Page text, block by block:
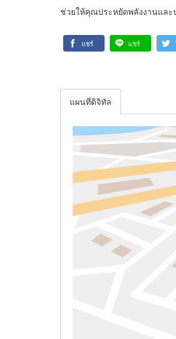
ช่วยให้คุณประหยัดพลังงานและ
แชร์ แชร์
แผนที่ดิจิทัล